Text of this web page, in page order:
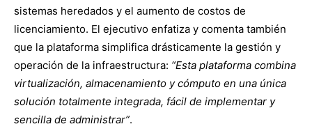
sistemas heredados y el aumento de costos de
licenciamiento. El ejecutivo enfatiza y comenta también
que la plataforma simplifica drásticamente la gestión y
operación de la infraestructura: “Esta plataforma combina
virtualización, almacenamiento y cómputo en una única
solución totalmente integrada, fácil de implementar y
sencilla de administrar”.